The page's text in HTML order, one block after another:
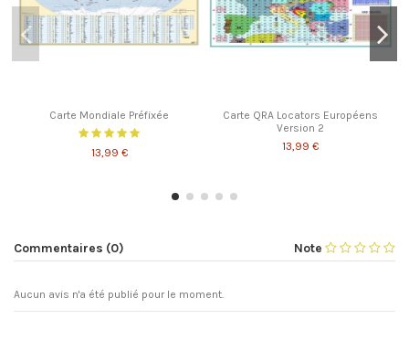
Carte Mondiale Préfixée
13,99 €
Carte QRA Locators Européens
Version 2
13,99 €
Note
Commentaires (0)
Aucun avis n'a été publié pour le moment.